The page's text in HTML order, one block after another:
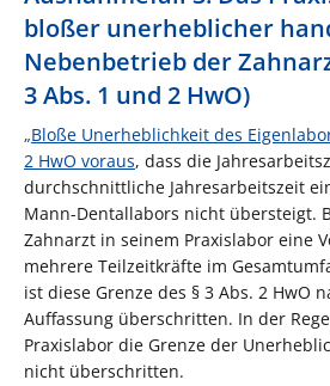
bloßer unerheblicher
Nebenbetrieb der
3 Abs. 1 und 2 HwO)
„Bloße Unerheblichkeit des
2 HwO voraus, dass die
durchschnittliche Jahresarbeitszeit
Mann-Dentallabors nicht übersteigt.
Zahnarzt in seinem Praxislabor eine
mehrere Teilzeitkräfte im
ist diese Grenze des § 3 Abs. 2 HwO
Auffassung überschritten. In der
Praxislabor die Grenze der
nicht überschritten.